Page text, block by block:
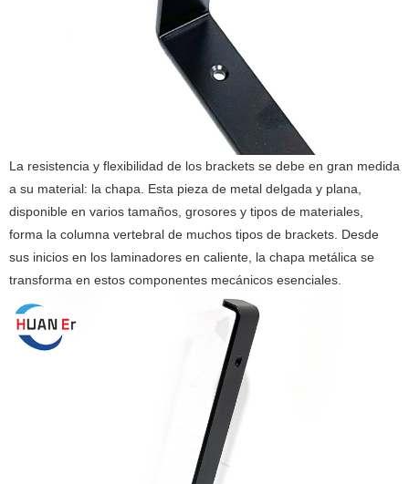
La resistencia y flexibilidad de los brackets se debe en gran medida
a su material: la chapa. Esta pieza de metal delgada y plana,
disponible en varios tamaños, grosores y tipos de materiales,
forma la columna vertebral de muchos tipos de brackets. Desde
sus inicios en los laminadores en caliente, la chapa metálica se
transforma en estos componentes mecánicos esenciales.